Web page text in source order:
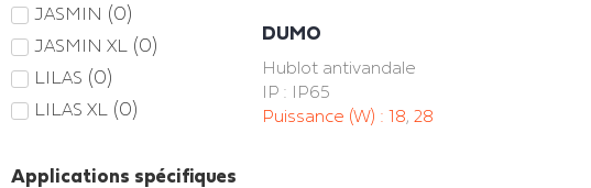
JASMIN (0)
JASMIN XL (0)
LILAS (0)
LILAS XL (0)
Applications spécifiques
DUMO
Hublot antivandale
IP : IP65
Puissance (W) : 18, 28